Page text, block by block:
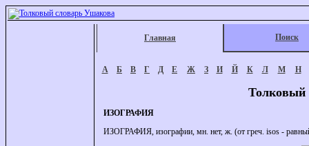
Главная Поиск
А Б В Г Д Е Ж З И Й К Л М Н
Толковый
ИЗОГРАФИЯ
ИЗОГРАФИЯ, изографии, мн. нет, ж. (от греч. isos -